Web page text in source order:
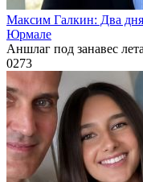
Максим Галкин: Два
Юрмале
Аншлаг под занавес
0273